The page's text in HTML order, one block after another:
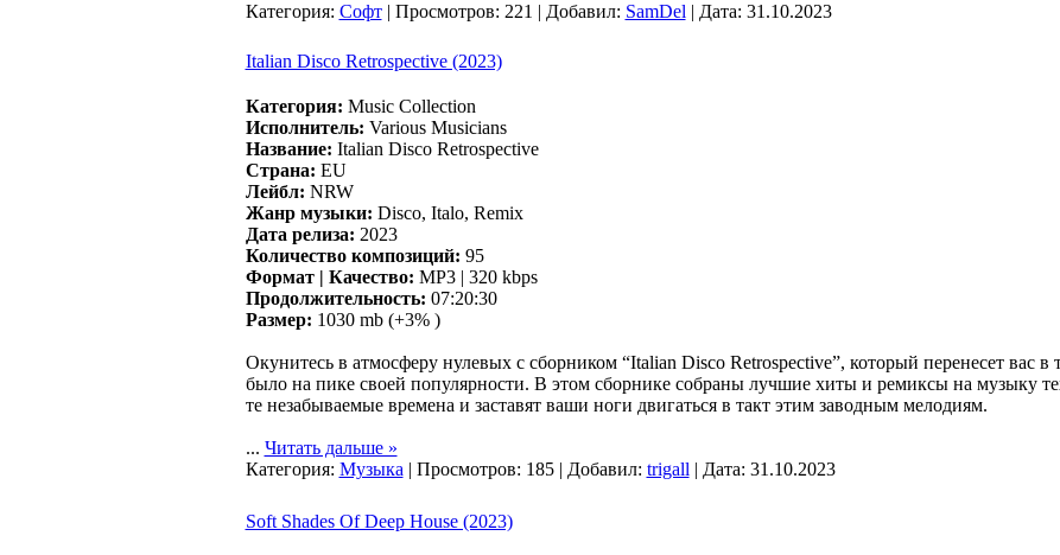
Категория: Софт| Просмотров: 221 | Добавил: SamDel| Дата: 31.10.2023
Italian Disco Retrospective (2023)
Категория: Music Collection
Исполнитель: Various Musicians
Название: Italian Disco Retrospective
Страна: EU
Лейбл: NRW
Жанр музыки: Disco, Italo, Remix
Дата релиза: 2023
Количество композиций: 95
Формат | Качество: MP3 | 320 kbps
Продолжительность: 07:20:30
Размер: 1030 mb (+3% )
Окунитесь в атмосферу нулевых с сборником “Italian Disco Retrospective”, который перенесет вас в
было на пике своей популярности. В этом сборнике собраны лучшие хиты и ремиксы на музыку
те незабываемые времена и заставят ваши ноги двигаться в такт этим заводным мелодиям.
... Читать дальше »
Категория: Музыка| Просмотров: 185 | Добавил: trigall| Дата: 31.10.2023
Soft Shades Of Deep House (2023)